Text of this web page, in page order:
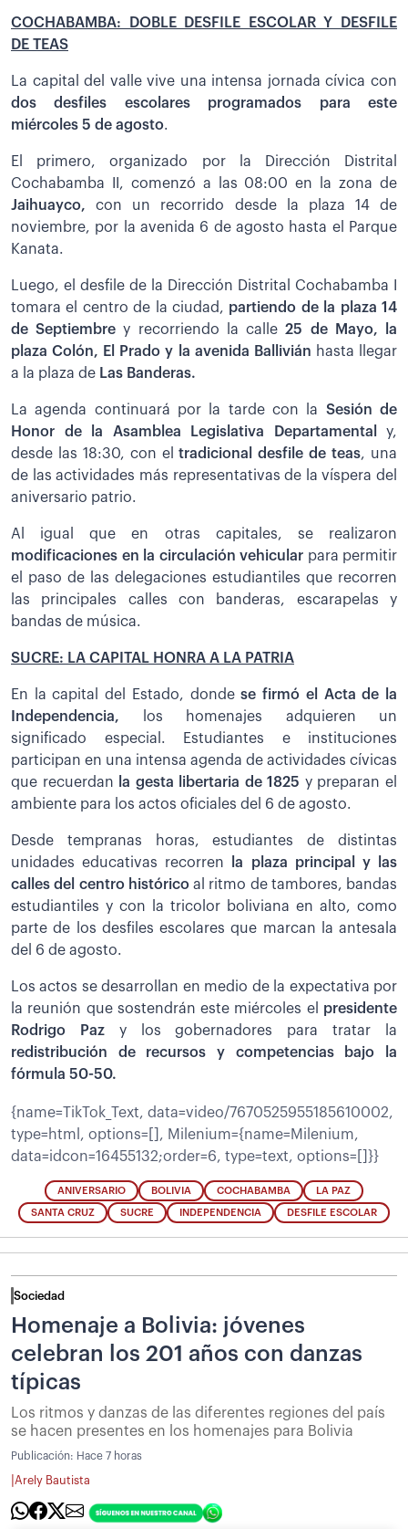
COCHABAMBA: DOBLE DESFILE ESCOLAR Y DESFILE
DE TEAS
La capital del valle vive una intensa jornada cívica con
dos desfiles escolares programados para este
miércoles 5 de agosto.
El primero, organizado por la Dirección Distrital
Cochabamba II, comenzó a las 08:00 en la zona de
Jaihuayco, con un recorrido desde la plaza 14 de
noviembre, por la avenida 6 de agosto hasta el Parque
Kanata.
Luego, el desfile de la Dirección Distrital Cochabamba I
tomara el centro de la ciudad, partiendo de la plaza 14
de Septiembre y recorriendo la calle25 de Mayo, la
plaza Colón, El Prado y la avenida Ballivián hasta llegar
a la plaza de Las Banderas.
La agenda continuará por la tarde con la Sesión de
Honor de la Asamblea Legislativa Departamental
y,
desde las 18:30, con eltradicional desfile de teas, una
de las actividades más representativas de la víspera del
aniversario patrio.
Al igual que en otras capitales, se realizaron
modificaciones en la circulación vehicular para permitir
el paso de las delegaciones estudiantiles que recorren
las principales calles con banderas, escarapelas y
bandas de música.
SUCRE: LA CAPITAL HONRA A LA PATRIA
En la capital del Estado, dondese firmó el Acta de la
Independencia, los homenajes adquieren un
significado especial. Estudiantes e instituciones
participan en una intensa agenda de actividades cívicas
que recuerdan
la gesta libertaria de 1825 y preparan el
ambiente para los actos oficiales del 6 de agosto.
Desde tempranas horas, estudiantes de distintas
unidades educativas recorren la plaza principal y las
calles del centro históricoal ritmo de tambores, bandas
estudiantiles y con la tricolor boliviana en alto, como
parte de los desfiles escolares que marcan la antesala
del 6 de agosto.
Los actos se desarrollan en medio de la expectativa por
la reunión que sostendrán este miércoles el presidente
Rodrigo Pazy los gobernadores para tratar la
redistribución de recursos y competencias bajo la
fórmula 50-50.
{name=TikTok_Text, data=video/7670525955185610002,
type=html, options=[], Milenium={name=Milenium,
data=idcon=16455132;order=6, type=text, options=[]}}
ANIVERSARIO BOLIVIA COCHABAMBA LA PAZ
SANTA CRUZ SUCRE INDEPENDENCIA DESFILE ESCOLAR
Sociedad
Homenaje a Bolivia: jóvenes
celebran los 201 años con danzas
típicas
Los ritmos y danzas de las diferentes regiones del país
se hacen presentes en los homenajes para Bolivia
Publicación: Hace 7 horas
Arely Bautista